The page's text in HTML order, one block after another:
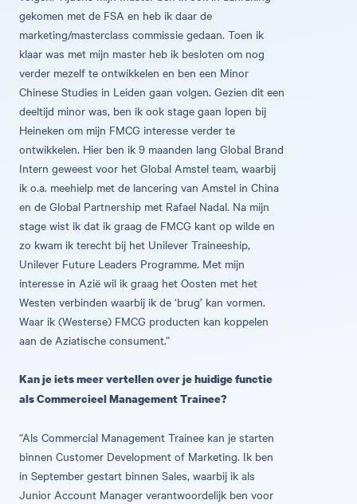
gekomen met de FSA en heb ik daar de
marketing/masterclass commissie gedaan. Toen ik
klaar was met mijn master heb ik besloten om nog
verder mezelf te ontwikkelen en ben een Minor
Chinese Studies in Leiden gaan volgen. Gezien dit een
deeltijd minor was, ben ik ook stage gaan lopen bij
Heineken om mijn FMCG interesse verder te
ontwikkelen. Hier ben ik 9 maanden lang Global Brand
Intern geweest voor het Global Amstel team, waarbij
ik o.a. meehielp met de lancering van Amstel in China
en de Global Partnership met Rafael Nadal. Na mijn
stage wist ik dat ik graag de FMCG kant op wilde en
zo kwam ik terecht bij het Unilever Traineeship,
Unilever Future Leaders Programme. Met mijn
interesse in Azië wil ik graag het Oosten met het
Westen verbinden waarbij ik de ‘brug’ kan vormen.
Waar ik (Westerse) FMCG producten kan koppelen
aan de Aziatische consument.”
Kan je iets meer vertellen over je huidige functie
als Commercieel Management Trainee?
“Als Commercial Management Trainee kan je starten
binnen Customer Development of Marketing. Ik ben
in September gestart binnen Sales, waarbij ik als
Junior Account Manager verantwoordelijk ben voor